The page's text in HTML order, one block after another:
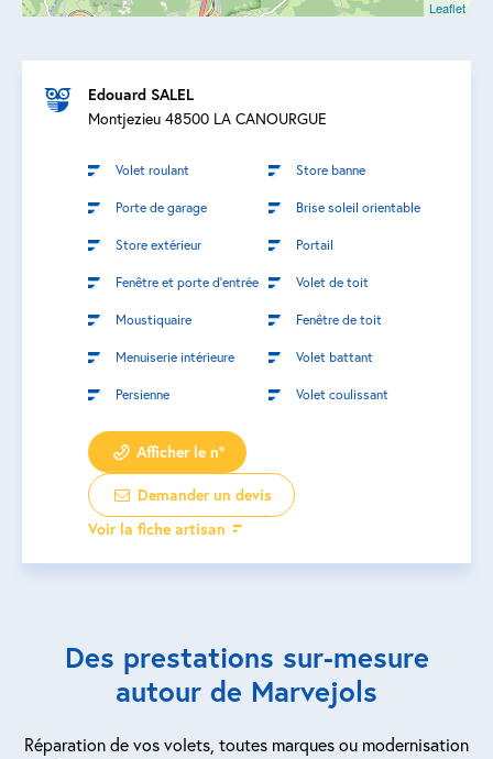
Leaflet
Edouard SALEL
Montjezieu 48500 LA CANOURGUE
Volet roulant Store banne
Porte de garage Brise soleil orientable
Store extérieur Portail
Fenêtre et porte d’entrée Volet de toit
Moustiquaire Fenêtre de toit
Menuiserie intérieure Volet battant
Persienne Volet coulissant
Afficher le n°
Demander un devis
Voir la fiche artisan
Des prestations sur-mesure
autour de Marvejols
Réparation de vos volets, toutes marques ou modernisation